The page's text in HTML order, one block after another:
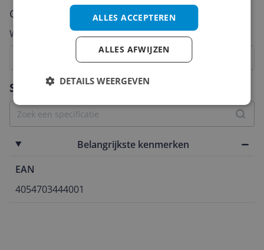
Specificaties
Belangrijkste kenmerken
EAN
4054703444001
Cijfer
Welk cijfer geef jij dit product?
8
Vraag 1 van 4
ALLES ACCEPTEREN
ALLES AFWIJZEN
DETAILS WEERGEVEN